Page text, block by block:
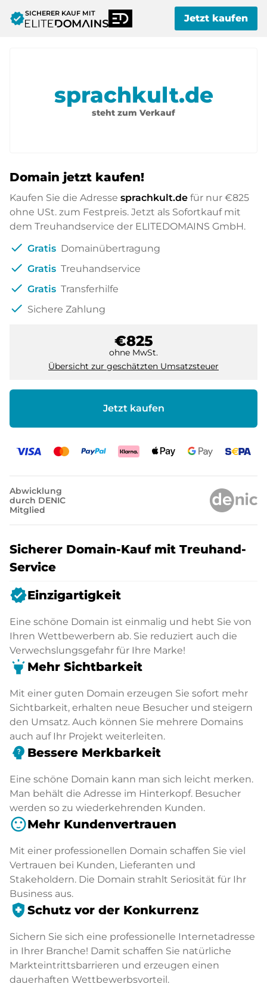
verifiedSICHERER KAUF MIT Jetzt kaufen
sprachkult.de
steht zum Verkauf
Domain jetzt kaufen!
Kaufen Sie die Adresse sprachkult.de für nur €825
ohne USt. zum Festpreis. Jetzt als Sofortkauf mit
dem Treuhandservice der ELITEDOMAINS GmbH.
check Gratis Domainübertragung
check Gratis Treuhandservice
check Gratis Transferhilfe
check Sichere Zahlung
€825
ohne MwSt.
Übersicht zur geschätzten Umsatzsteuer
Jetzt kaufen
Abwicklung
durch DENIC
Mitglied
Sicherer Domain-Kauf mit Treuhand-
Service
verifiedEinzigartigkeit
Eine schöne Domain ist einmalig und hebt Sie von
Ihren Wettbewerbern ab. Sie reduziert auch die
Verwechslungsgefahr für Ihre Marke!
highlight Mehr Sichtbarkeit
Mit einer guten Domain erzeugen Sie sofort mehr
Sichtbarkeit, erhalten neue Besucher und steigern
den Umsatz. Auch können Sie mehrere Domains
auch auf Ihr Projekt weiterleiten.
psychology_alt Bessere Merkbarkeit
Eine schöne Domain kann man sich leicht merken.
Man behält die Adresse im Hinterkopf. Besucher
werden so zu wiederkehrenden Kunden.
sentiment_satisfiedMehr Kundenvertrauen
Mit einer professionellen Domain schaffen Sie viel
Vertrauen bei Kunden, Lieferanten und
Stakeholdern. Die Domain strahlt Seriosität für Ihr
Business aus.
health_and_safety Schutz vor der Konkurrenz
Sichern Sie sich eine professionelle Internetadresse
in Ihrer Branche! Damit schaffen Sie natürliche
Markteintrittsbarrieren und erzeugen einen
dauerhaften Wettbewerbsvorteil.